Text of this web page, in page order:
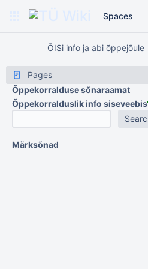
Spaces
ÕISi info ja abi õppejõule
Pages
Õppekorralduse sõnaraamat
Õppekorralduslik info siseveebis
Märksõnad